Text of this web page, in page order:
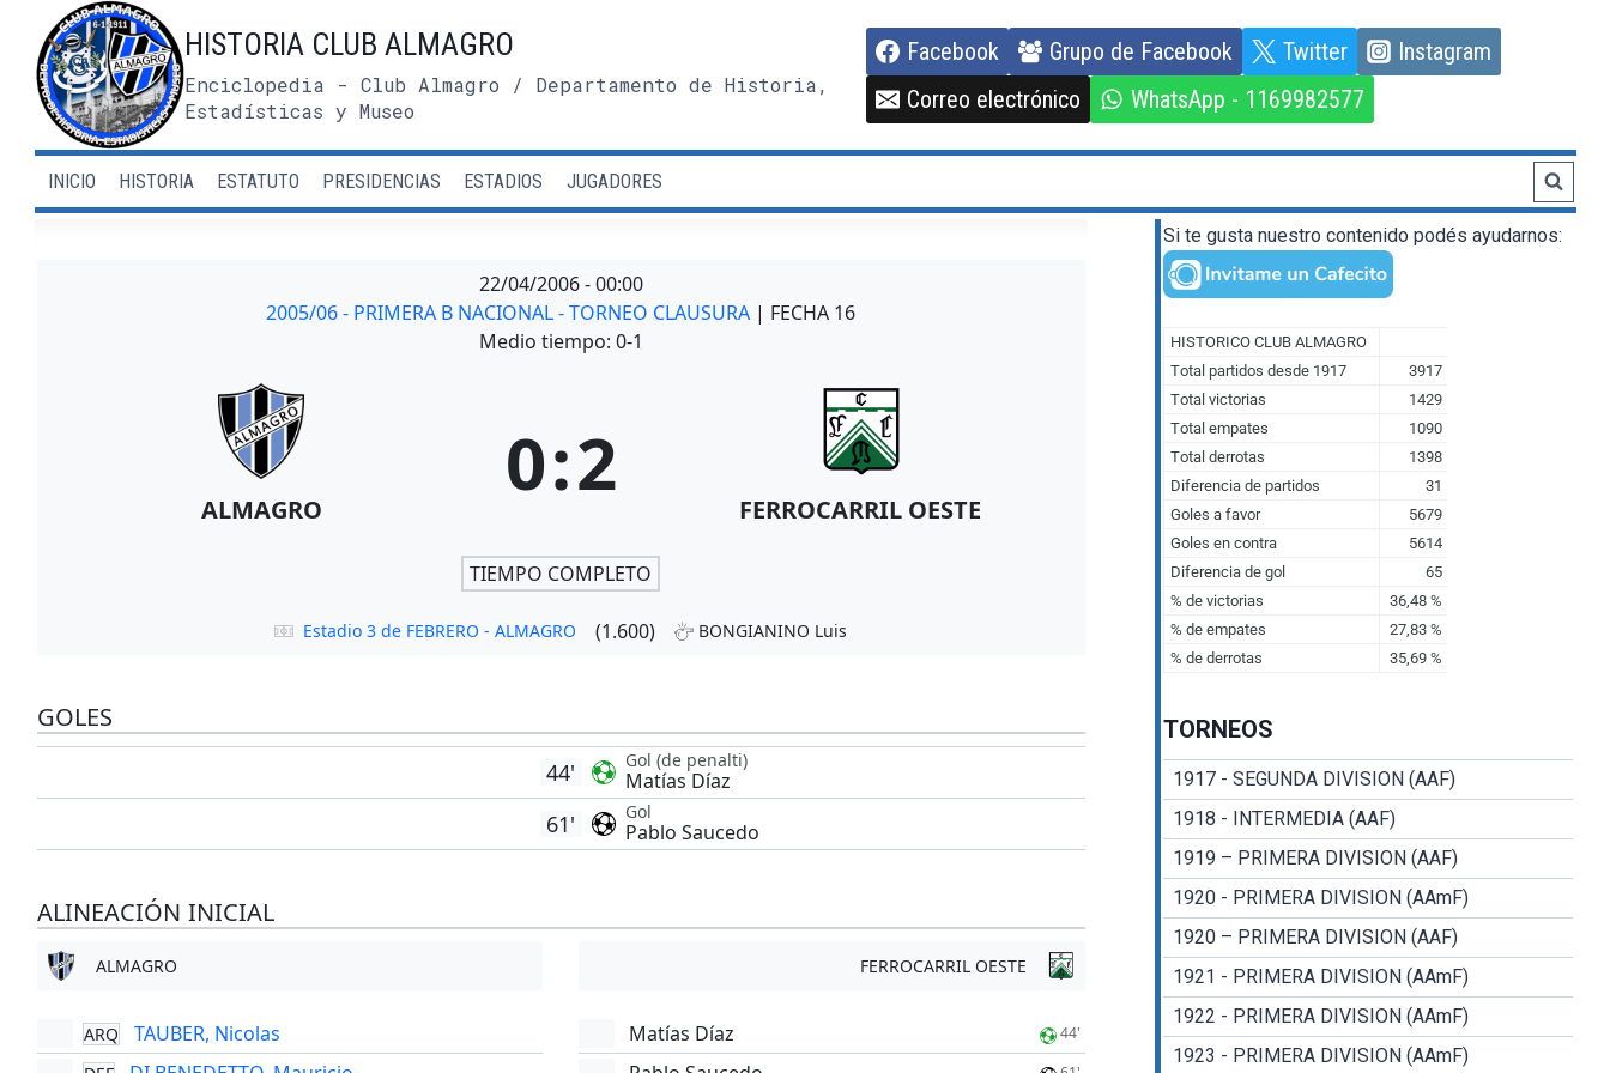
contenido
HISTORIA CLUB ALMAGRO
Enciclopedia - Club Almagro / Departamento de Historia,
Estadísticas y Museo
Facebook Grupo de Facebook Twitter
Instagram
Correo electrónico
WhatsApp - 1169982577
INICIO HISTORIA ESTATUTO PRESIDENCIAS ESTADIOS JUGADORES
22/04/2006-00:00
2005/06 - PRIMERA B NACIONAL - TORNEO CLAUSURA | FECHA 16
Medio tiempo: 0-1
ALMAGRO 0:2 FERROCARRIL OESTE
TIEMPO COMPLETO
Estadio 3 de FEBRERO - ALMAGRO (1.600) BONGIANINO Luis
GOLES
44' Gol (de penalti)
Matías Díaz
61' Gol
Pablo Saucedo
ALINEACIÓN INICIAL
ALMAGRO
ARQ TAUBER, Nicolas
FERROCARRIL OESTE
Matías Díaz 44'
Si te gusta nuestro contenido podés ayudarnos:
TORNEOS
1917 - SEGUNDA DIVISION (AAF)
1918 - INTERMEDIA (AAF)
1919 – PRIMERA DIVISION (AAF)
1920 - PRIMERA DIVISION (AAmF)
1920 – PRIMERA DIVISION (AAF)
1921 - PRIMERA DIVISION (AAmF)
1922 - PRIMERA DIVISION (AAmF)
1923 - PRIMERA DIVISION (AAmF)